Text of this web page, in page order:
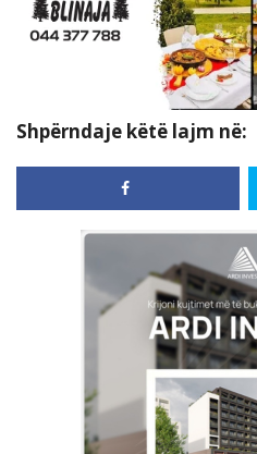
Shpërndaje këtë lajm në: